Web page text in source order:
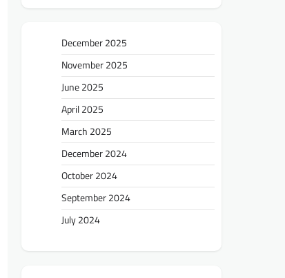
December 2025
November 2025
June 2025
April 2025
March 2025
December 2024
October 2024
September 2024
July 2024